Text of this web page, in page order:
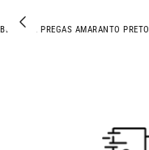
- 52% OFF
BERMUDA PREGAS AMARANTO PRETO